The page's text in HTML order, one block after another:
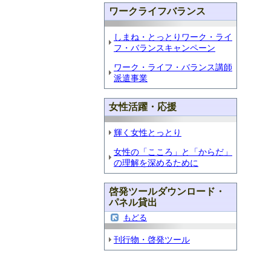
ワークライフバランス
しまね・とっとりワーク・ライ
フ・バランスキャンペーン
ワーク・ライフ・バランス講師
派遣事業
女性活躍・応援
輝く女性とっとり
女性の「こころ」と「からだ」
の理解を深めるために
啓発ツールダウンロード・
パネル貸出
もどる
刊行物・啓発ツール